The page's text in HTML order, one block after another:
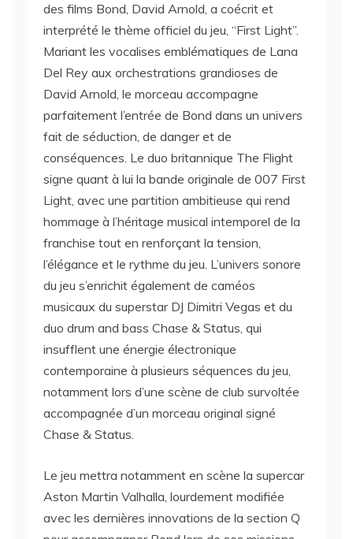
des films Bond, David Arnold, a coécrit et
interprété le thème officiel du jeu, “First Light”.
Mariant les vocalises emblématiques de Lana
Del Rey aux orchestrations grandioses de
David Arnold, le morceau accompagne
parfaitement l’entrée de Bond dans un univers
fait de séduction, de danger et de
conséquences. Le duo britannique The Flight
signe quant à lui la bande originale de 007 First
Light, avec une partition ambitieuse qui rend
hommage à l’héritage musical intemporel de la
franchise tout en renforçant la tension,
l’élégance et le rythme du jeu. L’univers sonore
du jeu s’enrichit également de caméos
musicaux du superstar DJ Dimitri Vegas et du
duo drum and bass Chase & Status, qui
insufflent une énergie électronique
contemporaine à plusieurs séquences du jeu,
notamment lors d’une scène de club survoltée
accompagnée d’un morceau original signé
Chase & Status.
Le jeu mettra notamment en scène la supercar
Aston Martin Valhalla, lourdement modifiée
avec les dernières innovations de la section Q